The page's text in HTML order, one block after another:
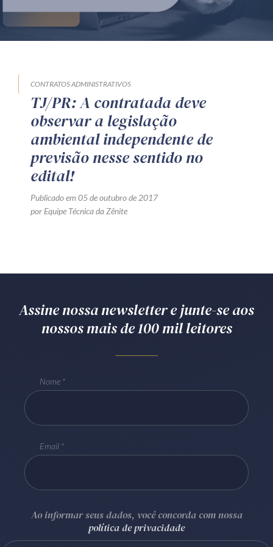
Produtos e serviços
Orientação por Escrito
Mentoria Zênite
Capacitação
Eventos presenciais
Zênite in Company
Curitiba/PR CEP
CONTRATOS ADMINISTRATIVOS
TJ/PR: A contratada deve
observar a legislação
ambiental independente de
previsão nesse sentido no
edital!
Publicado em 05 de outubro de 2017
por Equipe Técnica da Zênite
Assine nossa newsletter e junte-se aos
nossos mais de 100 mil leitores
Nome
Email
Ao informar seus dados, você concorda com nossa
política de privacidade